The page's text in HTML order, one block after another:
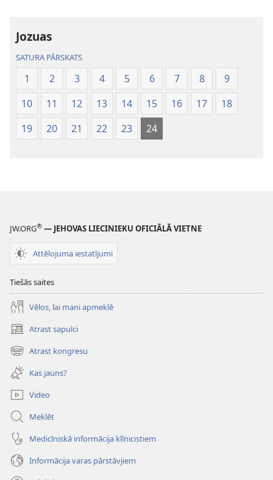
Jozuas
SATURA PĀRSKATS
1 2 3 4 5 6 7 8
9
10
11 12 13 14 15 16 17
18
19
20 21 22 23 24
JW.ORG® — JEHOVAS LIECINIEKU OFICIĀLĀ VIETNE
Attēlojuma iestatījumi
Tiešās saites
Vēlos, lai mani apmeklē
Atrast sapulci
(opens
new
window)
Atrast kongresu
(opens
new
window)
Kas jauns?
Video
Meklēt
Medicīniskā informācija klīnicistiem
Informācija varas pārstāvjiem